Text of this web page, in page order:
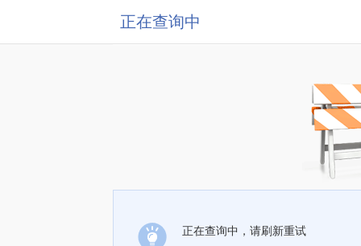
正在查询中
正在查询中，请刷新重试